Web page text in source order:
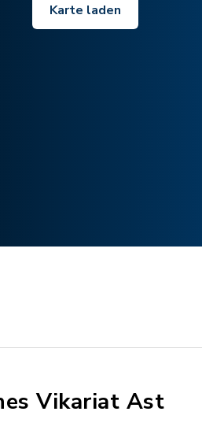
Karte laden
Vikariat Ast